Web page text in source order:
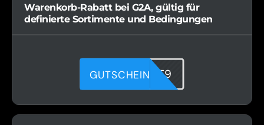
Warenkorb-Rabatt bei G2A, gültig für
definierte Sortimente und Bedingungen
JG6P1QXT9
GUTSCHEIN